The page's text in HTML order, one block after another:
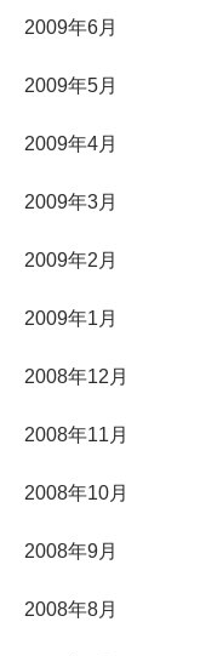
2009年6月
2009年5月
2009年4月
2009年3月
2009年2月
2009年1月
2008年12月
2008年11月
2008年10月
2008年9月
2008年8月